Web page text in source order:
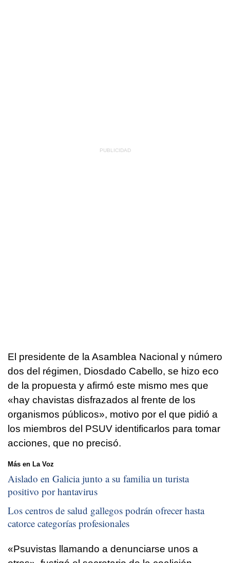
El presidente de la Asamblea Nacional y número
dos del régimen, Diosdado Cabello, se hizo eco
de la propuesta y afirmó este mismo mes que
«hay chavistas disfrazados al frente de los
organismos públicos», motivo por el que pidió a
los miembros del PSUV identificarlos para tomar
acciones, que no precisó.
Más en La Voz
Aislado en Galicia junto a su familia un turista
positivo por hantavirus
Los centros de salud gallegos podrán ofrecer hasta
catorce categorías profesionales
«Psuvistas llamando a denunciarse unos a